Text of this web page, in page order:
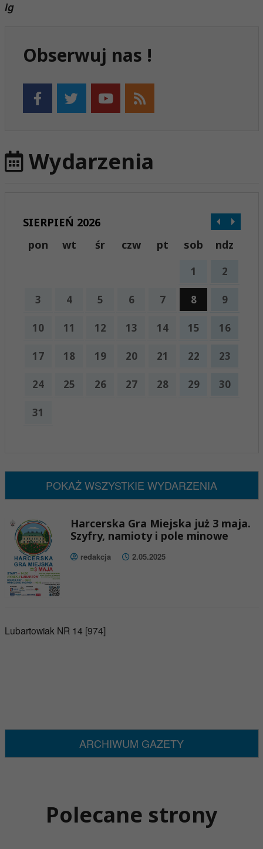
ig
Obserwuj nas !
Wydarzenia
SIERPIEŃ 2026
pon
wt śr czw pt sob ndz
1 2
3 4 5 6 7 8 9
10 11 12 13 14 15 16
17 18 19 20 21 22 23
24 25 26 27 28 29 30
31
POKAŻ WSZYSTKIE WYDARZENIA
Harcerska Gra Miejska już 3 maja.
Szyfry, namioty i pole minowe
redakcja 2.05.2025
Lubartowiak NR 14 [974]
ARCHIWUM GAZETY
Polecane strony